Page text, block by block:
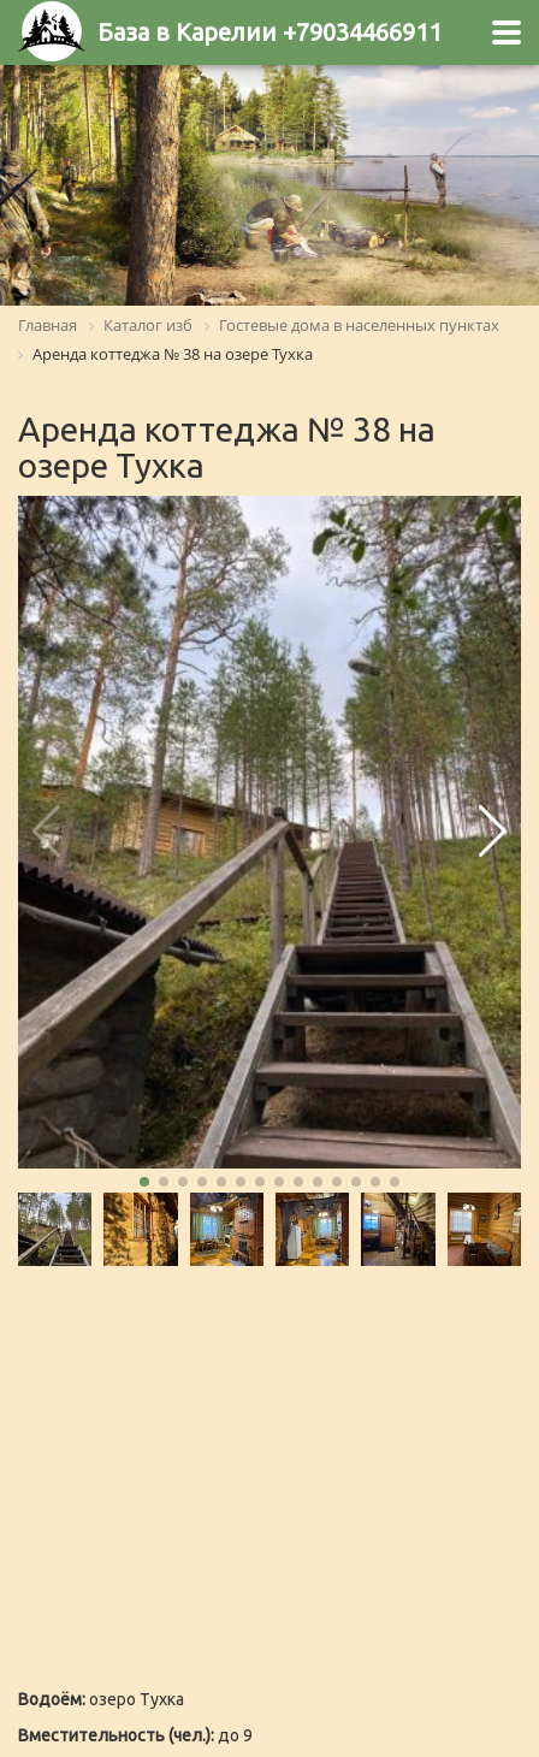
База в Карелии +79034466911
Главная Каталог изб
Гостевые дома в населенных пунктах
Аренда коттеджа № 38 на озере Тухка
Аренда коттеджа № 38 на
озере Тухка
Водоём:озеро Тухка
Вместительность (чел.): до 9